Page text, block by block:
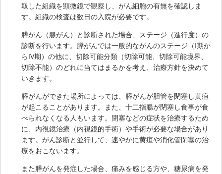
取した組織を顕微鏡で観察し、がん細胞の有無を確認しま
す。組織の検査は数日の入院が必要です。
膵がん（腺がん）と診断された場合、ステージ（進行度）の
診断を行います。膵がんでは一般的ながんのステージ（I期か
らIV期）の他に、切除可能分類（切除可能、切除可能境界、
切除不能）のどれに当てはまるかを考え、治療方針を決めて
いきます。
膵がんができた場所によっては、膵がんが胆管を閉塞し黄疸
が起こることがあります。また、十二指腸が閉塞し食事が食
べられなくなる人もいます。閉塞などの症状を治療するため
に、内視鏡治療（内視鏡的手術）や手術が必要な場合があり
ます。がん診断と並行して、速やかに黄疸や消化管閉塞の治
療をおこないます。
また膵がんを発症した場合、痛みを感じる方や、糖尿病を発